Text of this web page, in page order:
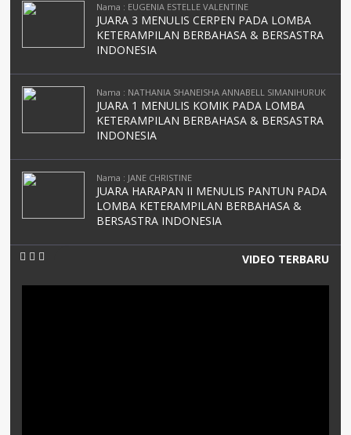
Nama : EUGENIA ESTELLE VALENTINE
JUARA 3 MENULIS CERPEN PADA LOMBA
KETERAMPILAN BERBAHASA & BERSASTRA
INDONESIA
Nama : NATHANIA SHANEISHA ANNABELL SIMANIHURUK
JUARA 1 MENULIS KOMIK PADA LOMBA
KETERAMPILAN BERBAHASA & BERSASTRA
INDONESIA
Nama : JANE CHRISTINE
JUARA HARAPAN II MENULIS PANTUN PADA
LOMBA KETERAMPILAN BERBAHASA &
BERSASTRA INDONESIA
VIDEO TERBARU